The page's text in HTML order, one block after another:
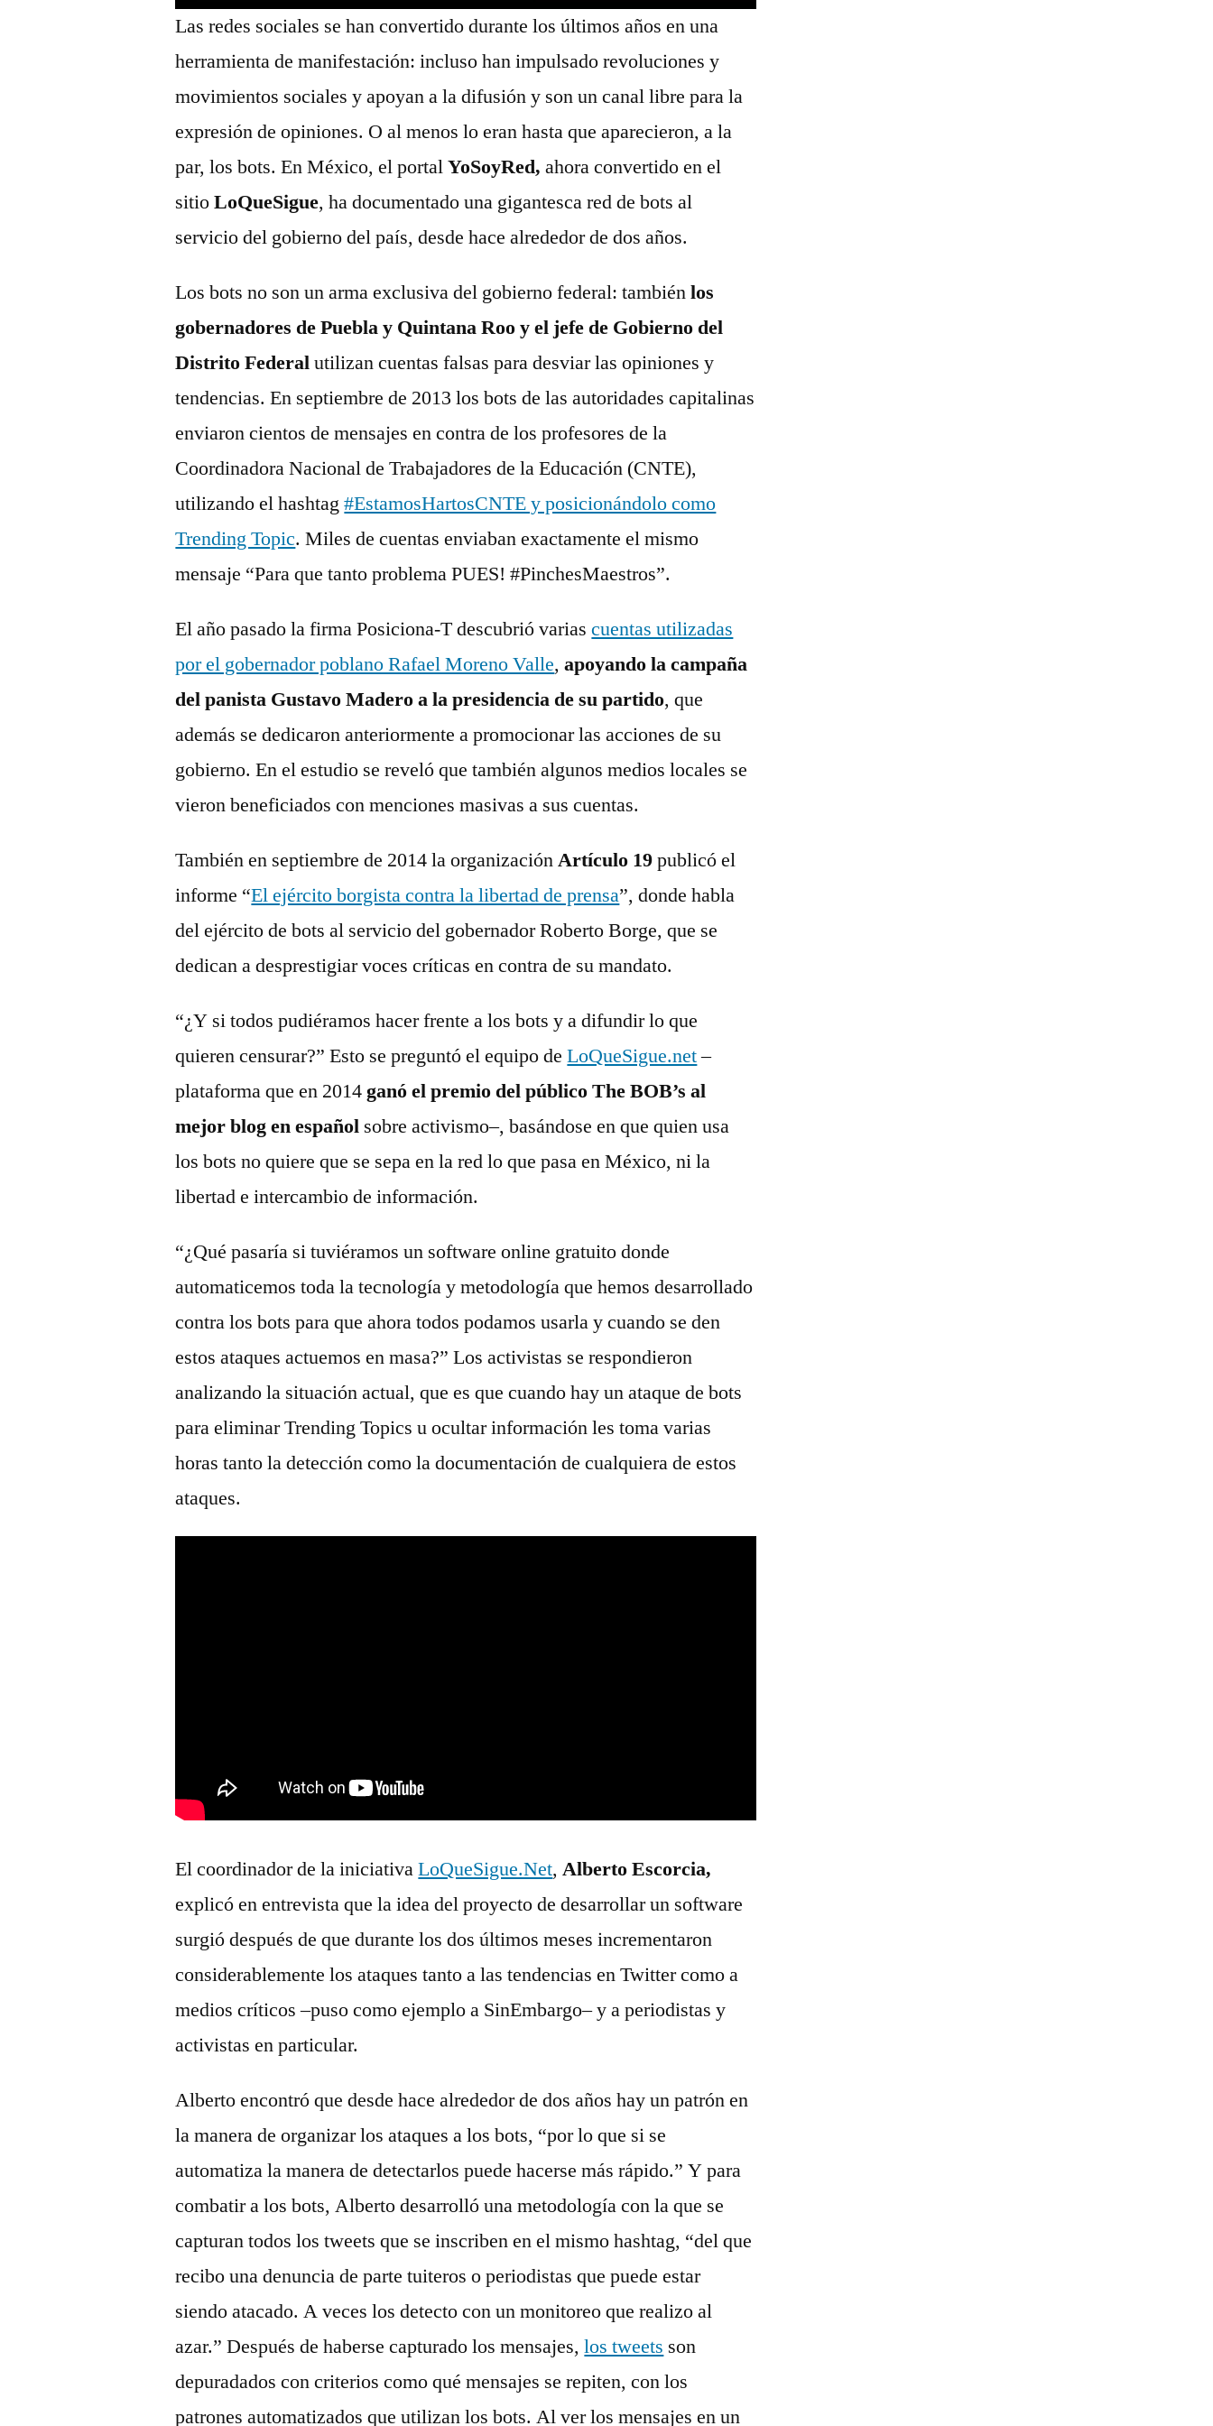
Las redes sociales se han convertido durante los últimos años en una
herramienta de manifestación: incluso han impulsado revoluciones y
movimientos sociales y apoyan a la difusión y son un canal libre para la
expresión de opiniones. O al menos lo eran hasta que aparecieron, a la
par, los bots. En México, el portalYoSoyRed, ahora convertido en el
sitioLoQueSigue, ha documentado una gigantesca red de bots al
servicio del gobierno del país, desde hace alrededor de dos años.
Los bots no son un arma exclusiva del gobierno federal: tambiénlos
gobernadores de Puebla y Quintana Roo y el jefe de Gobierno del
Distrito Federalutilizan cuentas falsas para desviar las opiniones y
tendencias. En septiembre de 2013 los bots de las autoridades capitalinas
enviaron cientos de mensajes en contra de los profesores de la
Coordinadora Nacional de Trabajadores de la Educación (CNTE),
utilizando el hashtag#EstamosHartosCNTE y posicionándolo como
Trending Topic. Miles de cuentas enviaban exactamente el mismo
mensaje “Para que tanto problema PUES! #PinchesMaestros”.
El año pasado la firma Posiciona-T descubrió variascuentas utilizadas
por el gobernador poblano Rafael Moreno Valle,apoyando la campaña
del panista Gustavo Madero a la presidencia de su partido, que
además se dedicaron anteriormente a promocionar las acciones de su
gobierno. En el estudio se reveló que también algunos medios locales se
vieron beneficiados con menciones masivas a sus cuentas.
También en septiembre de 2014 la organizaciónArtículo 19publicó el
informe “El ejército borgista contra la libertad de prensa”, donde habla
del ejército de bots al servicio del gobernador Roberto Borge, que se
dedican a desprestigiar voces críticas en contra de su mandato.
“¿Y si todos pudiéramos hacer frente a los bots y a difundir lo que
quieren censurar?” Esto se preguntó el equipo deLoQueSigue.net–
plataforma que en 2014ganó el premio del público The BOB’s al
mejor blog en español sobre activismo–, basándose en que quien usa
los bots no quiere que se sepa en la red lo que pasa en México, ni la
libertad e intercambio de información.
“¿Qué pasaría si tuviéramos un software online gratuito donde
automaticemos toda la tecnología y metodología que hemos desarrollado
contra los bots para que ahora todos podamos usarla y cuando se den
estos ataques actuemos en masa?” Los activistas se respondieron
analizando la situación actual, que es que cuando hay un ataque de bots
para eliminar Trending Topics u ocultar información les toma varias
horas tanto la detección como la documentación de cualquiera de estos
ataques.
El coordinador de la iniciativaLoQueSigue.Net,Alberto Escorcia,
explicó en entrevista que la idea del proyecto de desarrollar un software
surgió después de que durante los dos últimos meses incrementaron
considerablemente los ataques tanto a las tendencias en Twitter como a
medios críticos –puso como ejemplo a SinEmbargo– y a periodistas y
activistas en particular.
Alberto encontró que desde hace alrededor de dos años hay un patrón en
la manera de organizar los ataques a los bots, “por lo que si se
automatiza la manera de detectarlos puede hacerse más rápido.” Y para
combatir a los bots, Alberto desarrolló una metodología con la que se
capturan todos los tweets que se inscriben en el mismo hashtag, “del que
recibo una denuncia de parte tuiteros o periodistas que puede estar
siendo atacado. A veces los detecto con un monitoreo que realizo al
azar.” Después de haberse capturado los mensajes,los tweets son
depuradados con criterios como qué mensajes se repiten, con los
patrones automatizados que utilizan los bots. Al ver los mensajes en un